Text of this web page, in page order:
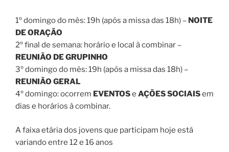
1º domingo do mês: 19h (após a missa das 18h) – NOITE
DE ORAÇÃO
2º final de semana: horário e local à combinar –
REUNIÃO DE GRUPINHO
3º domingo do mês: 19h (após a missa das 18h) –
REUNIÃO GERAL
4º domingo: ocorrem EVENTOSe AÇÕES SOCIAISem
dias e horários à combinar.
A faixa etária dos jovens que participam hoje está
variando entre 12 e 16 anos